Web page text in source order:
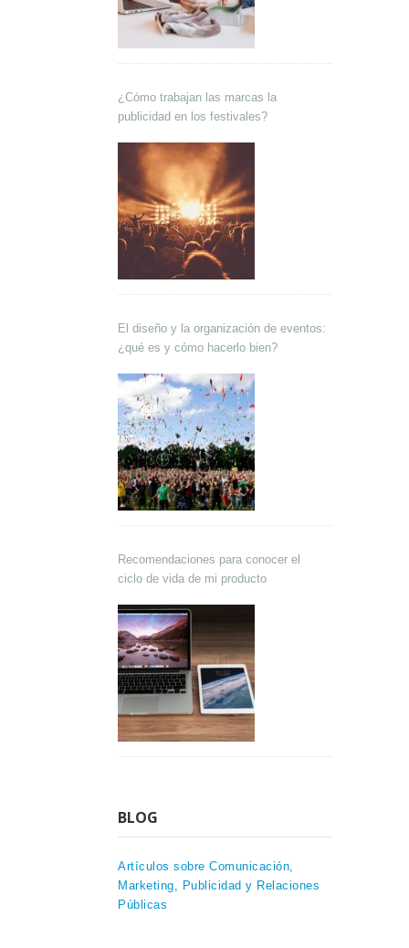
¿Cómo trabajan las marcas la
publicidad en los festivales?
El diseño y la organización de eventos:
¿qué es y cómo hacerlo bien?
Recomendaciones para conocer el
ciclo de vida de mi producto
BLOG
Artículos sobre Comunicación,
Marketing, Publicidad y Relaciones
Públicas